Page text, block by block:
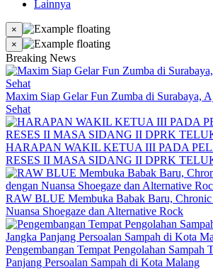
Lainnya
×
×
Breaking News
Maxim Siap Gelar Fun Zumba di Surabaya,
Sehat
HARAPAN WAKIL KETUA III PADA
RESES II MASA SIDANG II DPRK
RAW BLUE Membuka Babak Baru, Chronic
Nuansa Shoegaze dan Alternative Rock
Pengembangan Tempat Pengolahan Sampah
Panjang Persoalan Sampah di Kota Malang